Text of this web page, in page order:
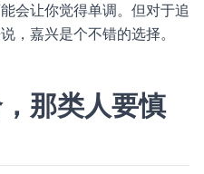
会让你觉得单调。但对于追
，嘉兴是个不错的选择。
那类人要慎